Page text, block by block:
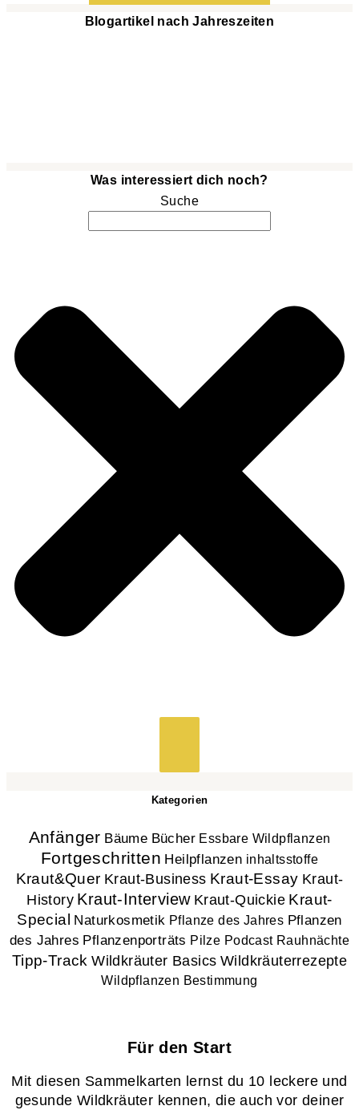
Blogartikel nach Jahreszeiten
Was interessiert dich noch?
Suche
Kategorien
Anfänger Bäume Bücher Essbare Wildpflanzen
Fortgeschritten Heilpflanzen inhaltsstoffe
Kraut&Quer Kraut-Business Kraut-Essay Kraut-
History Kraut-Interview Kraut-Quickie Kraut-
Special Naturkosmetik Pflanze des Jahres Pflanzen
des Jahres Pflanzenporträts Pilze Podcast Rauhnächte
Tipp-Track Wildkräuter Basics Wildkräuterrezepte
Wildpflanzen Bestimmung
Für den Start
Mit diesen Sammelkarten lernst du 10 leckere und
gesunde Wildkräuter kennen, die auch vor deiner